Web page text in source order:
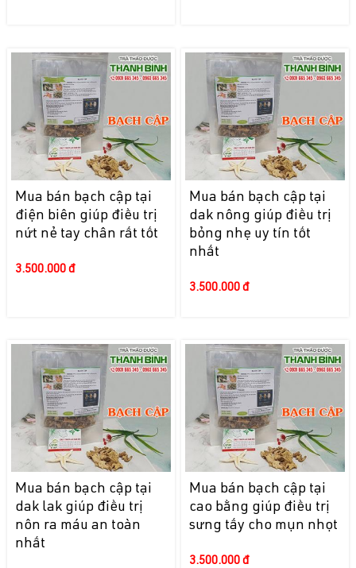
Mua bán bạch cập tại
điện biên giúp điều trị
nứt nẻ tay chân rất tốt
3.500.000 đ
Mua bán bạch cập tại
dak nông giúp điều trị
bỏng nhẹ uy tín tốt
nhất
3.500.000 đ
Mua bán bạch cập tại
dak lak giúp điều trị
nôn ra máu an toàn
nhất
Mua bán bạch cập tại
cao bằng giúp điều trị
sưng tấy cho mụn nhọt
3.500.000 đ